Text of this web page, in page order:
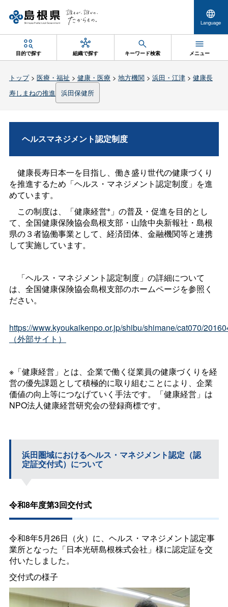
Language
目的で探す 組織で探す キーワード検索 メニュー
トップ> 医療・福祉 > 健康・医療 > 地方機関> 浜田・江津> 健康長
寿しまねの推進
浜田保健所
ヘルスマネジメント認定制度
健康長寿日本一を目指し、働き盛り世代の健康づくり
を推進するため「ヘルス・マネジメント認定制度」を進
めています。
この制度は、「健康経営※」の普及・促進を目的とし
て、全国健康保険協会島根支部・山陰中央新報社・島根
県の３者協働事業として、経済団体、金融機関等と連携
して実施しています。
「ヘルス・マネジメント認定制度」の詳細について
は、全国健康保険協会島根支部のホームページを参照く
ださい。
https://www.kyoukaikenpo.or.jp/shibu/shimane/cat070/
（外部サイト）
※「健康経営」とは、企業で働く従業員の健康づくりを経
営の優先課題として積極的に取り組むことにより、企業
価値の向上等につなげていく手法です。「健康経営」は
NPO法人健康経営研究会の登録商標です。
浜田圏域におけるヘルス・マネジメント認定（認
定証交付式）について
令和8年度第3回交付式
令和8年5月26日（火）に、ヘルス・マネジメント認定事
業所となった「日本光研島根株式会社」様に認定証を交
付いたしました。
交付式の様子